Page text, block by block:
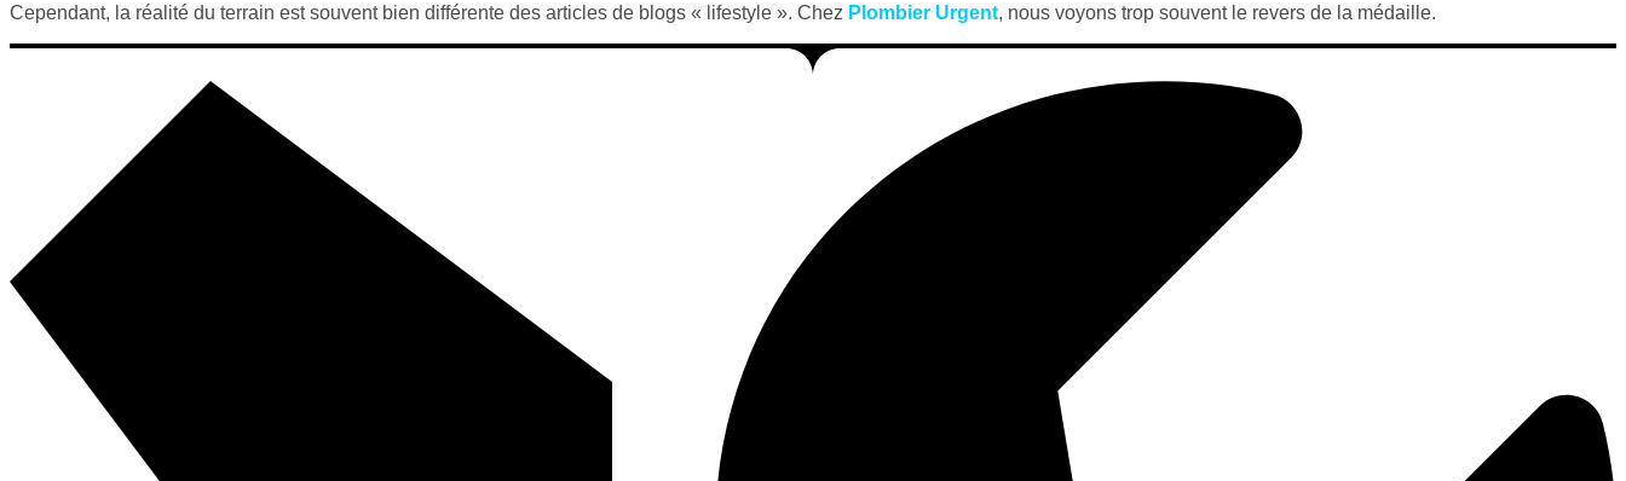
Cependant, la réalité du terrain est souvent bien différente des articles de blogs « lifestyle ». Chez Plombier Urgent, nous voyons trop souvent le revers de la médaille.